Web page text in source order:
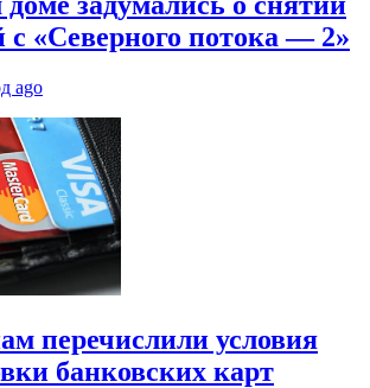
с «Северного потока — 2»
ago
перечислили условия
банковских карт